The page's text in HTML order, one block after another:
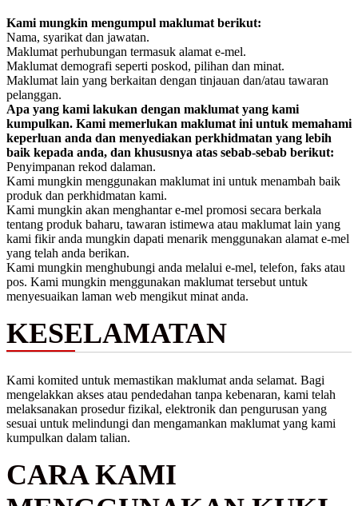
Kami mungkin mengumpul maklumat berikut:
Nama, syarikat dan jawatan.
Maklumat perhubungan termasuk alamat e-mel.
Maklumat demografi seperti poskod, pilihan dan minat.
Maklumat lain yang berkaitan dengan tinjauan dan/atau tawaran
pelanggan.
Apa yang kami lakukan dengan maklumat yang kami
kumpulkan. Kami memerlukan maklumat ini untuk memahami
keperluan anda dan menyediakan perkhidmatan yang lebih
baik kepada anda, dan khususnya atas sebab-sebab berikut:
Penyimpanan rekod dalaman.
Kami mungkin menggunakan maklumat ini untuk menambah baik
produk dan perkhidmatan kami.
Kami mungkin akan menghantar e-mel promosi secara berkala
tentang produk baharu, tawaran istimewa atau maklumat lain yang
kami fikir anda mungkin dapati menarik menggunakan alamat e-mel
yang telah anda berikan.
Kami mungkin menghubungi anda melalui e-mel, telefon, faks atau
pos. Kami mungkin menggunakan maklumat tersebut untuk
menyesuaikan laman web mengikut minat anda.
KESELAMATAN
Kami komited untuk memastikan maklumat anda selamat. Bagi
mengelakkan akses atau pendedahan tanpa kebenaran, kami telah
melaksanakan prosedur fizikal, elektronik dan pengurusan yang
sesuai untuk melindungi dan mengamankan maklumat yang kami
kumpulkan dalam talian.
CARA KAMI